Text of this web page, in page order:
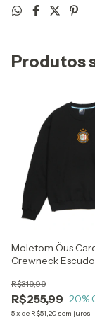
Produtos
Moletom Öus
Crewneck
R$255,99
R$319,99
20%
5x de R$51,20 sem juros